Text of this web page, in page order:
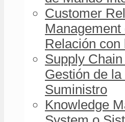
Customer
Relación con
Supply
Gestión de
Suministro
Knowledge